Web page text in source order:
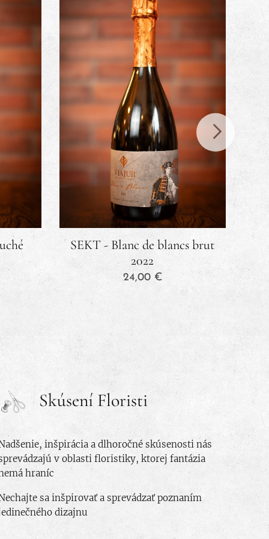
SEKT - Blanc de blancs brut
2022
24,00€
Skúsení Floristi
inšpirácia a dlhoročné skúsenosti nás
v oblasti floristiky, ktorej fantázia
hraníc
sa inšpirovať a sprevádzať poznaním
dizajnu